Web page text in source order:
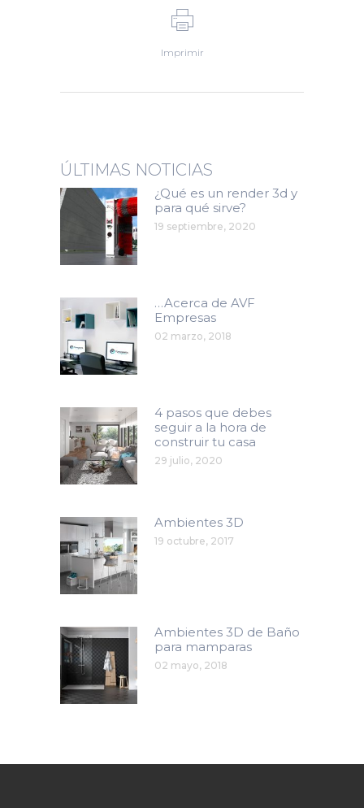
Imprimir
ÚLTIMAS NOTICIAS
¿Qué es un render 3d y
para qué sirve?
19 septiembre, 2020
…Acerca de AVF
Empresas
02 marzo, 2018
4 pasos que debes
seguir a la hora de
construir tu casa
29 julio, 2020
Ambientes 3D
19 octubre, 2017
Ambientes 3D de Baño
para mamparas
02 mayo, 2018